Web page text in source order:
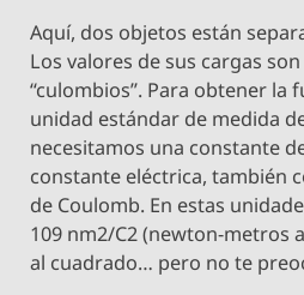
Aquí, dos objetos están
Los valores de sus cargas
“culombios”. Para obtener la
unidad estándar de medida
necesitamos una constante
constante eléctrica, también
de Coulomb. En estas
109 nm2/C2 (newton-metros
al cuadrado… pero no te